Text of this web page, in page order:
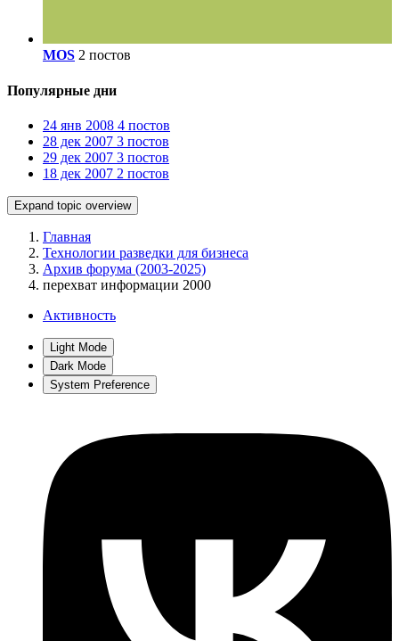
MOS 2 постов
Популярные дни
24 янв 2008 4 постов
28 дек 2007 3 постов
29 дек 2007 3 постов
18 дек 2007 2 постов
Expand topic overview
Главная
Технологии разведки для бизнеса
Архив форума (2003-2025)
перехват информации 2000
Активность
Light Mode
Dark Mode
System Preference